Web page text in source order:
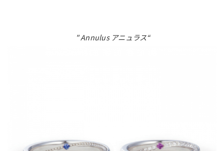
" Annulus アニュラス“